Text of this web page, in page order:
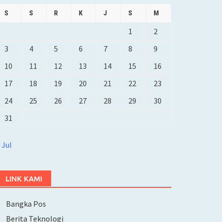
S S R K J S M
1
2
3
4 5 6 7 8
9
10
11 12 13 14 15
16
17
18 19 20 21 22
23
24
25 26 27 28 29
30
31
Jul
LINK KAMI
Bangka Pos
Berita Teknologi